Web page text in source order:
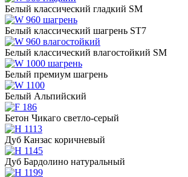
Белый классический гладкий SM
Белый классический шагрень ST7
Белый классический влагостойкий SM
Белый премиум шагрень
Белый Альпийский
Бетон Чикаго светло-серый
Дуб Канзас коричневый
Дуб Бардолино натуральный